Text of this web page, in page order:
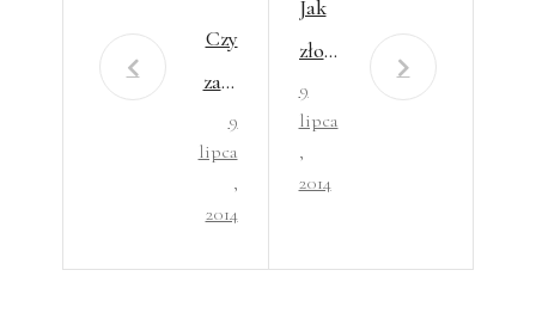
Czy
zakł
adać
swoj
ą
9
lipca
,
2014
Jak
złoż
yć
swoj
ą
łaln
9
lipca
,
2014